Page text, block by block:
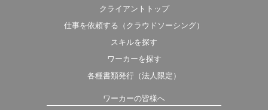
クライアントトップ
仕事を依頼する（クラウドソーシング）
スキルを探す
ワーカーを探す
各種書類発行（法人限定）
ワーカーの皆様へ